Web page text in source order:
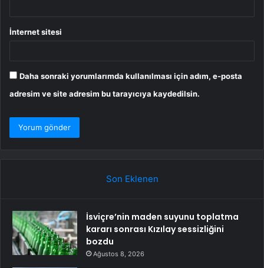
İnternet sitesi
Daha sonraki yorumlarımda kullanılması için adım, e-posta
adresim ve site adresim bu tarayıcıya kaydedilsin.
Son Eklenen
İsviçre’nin maden suyunu toplatma
kararı sonrası Kızılay sessizliğini
bozdu
Ağustos 8, 2026